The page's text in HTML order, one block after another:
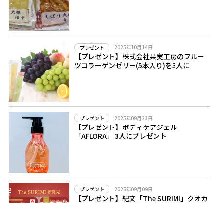
プレゼント 2025年10月14日
【プレゼント】株式会社果実工房のフルー
ツコラーゲンゼリー(5本入り)を3人に
プレゼント 2025年09月23日
【プレゼント】ボディケアジェル
「AFLORA」 3人にプレゼント
プレゼント 2025年09月09日
【プレゼント】紀文「The SURIMI」クオカ